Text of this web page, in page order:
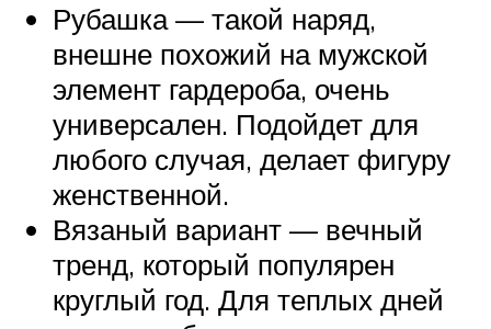
Рубашка — такой наряд,
внешне похожий на мужской
элемент гардероба, очень
универсален. Подойдет для
любого случая, делает фигуру
женственной.
Вязаный вариант — вечный
тренд, который популярен
круглый год. Для теплых дней